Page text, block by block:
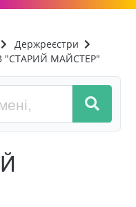
Держреєстри
"СТАРИЙ МАЙСТЕР"